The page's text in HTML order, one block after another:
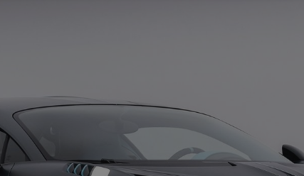
1 jaar
Deze cookie wordt gebruikt door de CloudFlare-service om
vertrouwd webverkeer te identificeren en alle
beveiligingsbeperkingen op basis van het IP-adres van de bezoeker
te omzeilen. Het is essentieel voor het ondersteunen van de
veiligheid van een website functies en in het bieden van
bescherming tegen kwaadaardige bezoekers.